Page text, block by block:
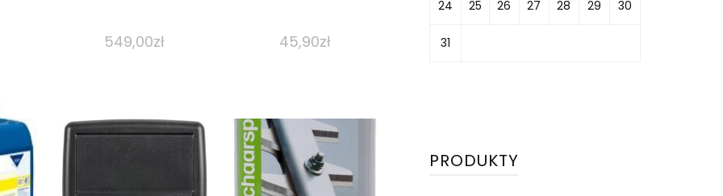
549,00zł 45,90zł
24 25 26 27 28 29 30
31
PRODUKTY